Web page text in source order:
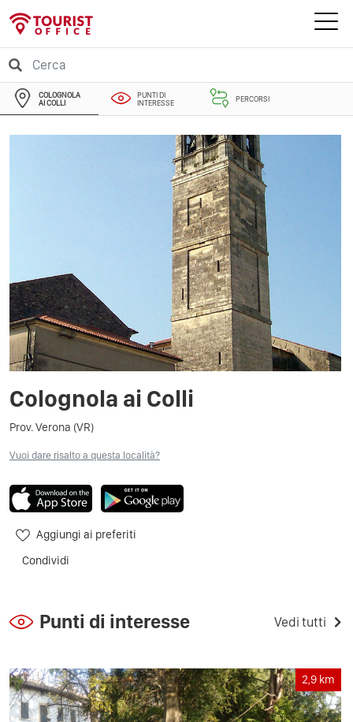
COLOGNOLA
AI COLLI
PUNTI DI
INTERESSE
PERCORSI
Colognola ai Colli
Prov. Verona (VR)
Vuoi dare risalto a questa località?
Aggiungi ai preferiti
Condividi
Punti di interesse Vedi tutti
2,9 km